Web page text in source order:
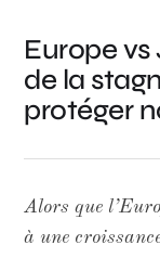
Europe
de la
protéger
Alors que
à une